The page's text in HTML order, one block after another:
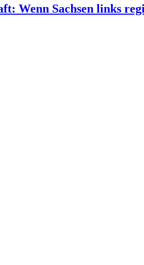
Wenn Sachsen links